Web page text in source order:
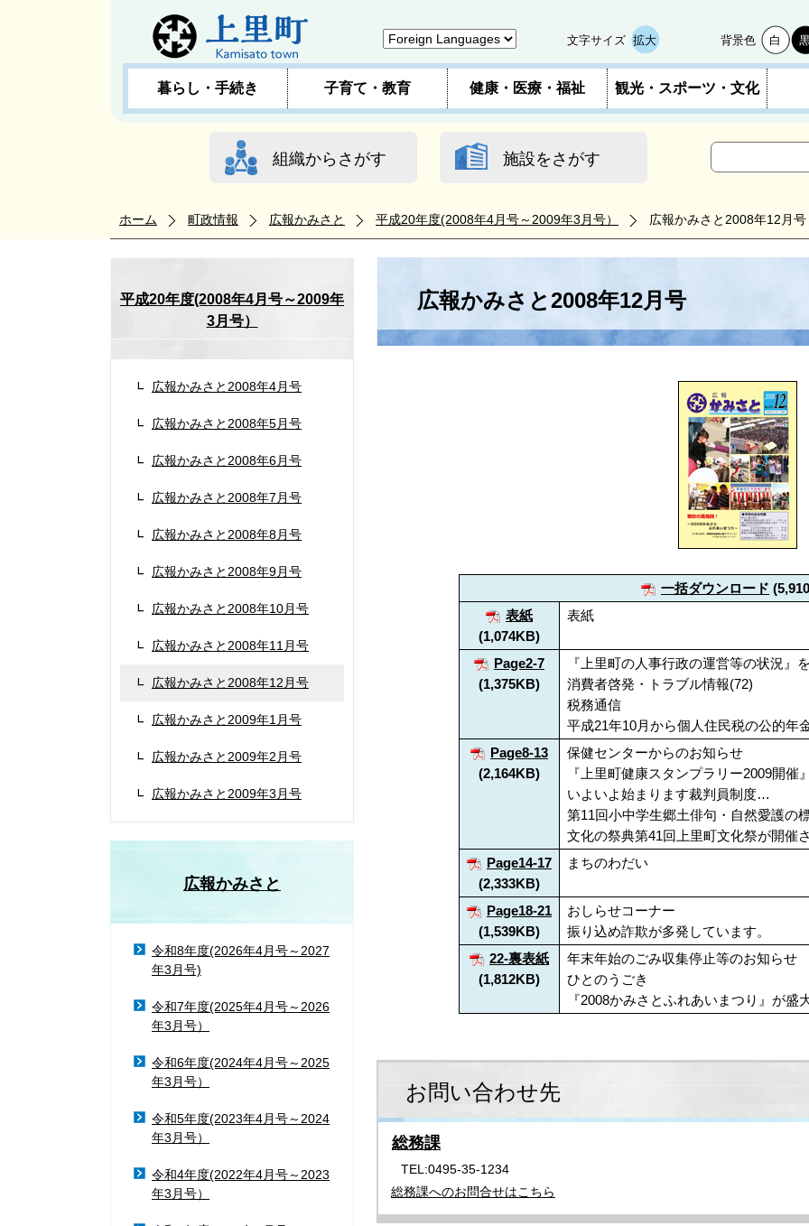
文字サイズ 拡大 背景色 白
暮らし・手続き 子育て・教育 健康・医療・福祉 観光・スポーツ・文化
組織からさがす 施設をさがす
ホーム 町政情報 広報かみさと 平成20年度(2008年4月号～2009年3月号） 広報かみさと2008年12月号
平成20年度(2008年4月号～2009年
3月号）
広報かみさと2008年4月号
広報かみさと2008年5月号
広報かみさと2008年6月号
広報かみさと2008年7月号
広報かみさと2008年8月号
広報かみさと2008年9月号
広報かみさと2008年10月号
広報かみさと2008年11月号
広報かみさと2008年12月号
広報かみさと2009年1月号
広報かみさと2009年2月号
広報かみさと2009年3月号
広報かみさと
令和8年度(2026年4月号～2027
年3月号)
令和7年度(2025年4月号～2026
年3月号）
令和6年度(2024年4月号～2025
年3月号）
令和5年度(2023年4月号～2024
年3月号）
令和4年度(2022年4月号～2023
年3月号）
広報かみさと2008年12月号
一括ダウンロード
表紙
(1,074KB)
表紙
Page2-7
(1,375KB)
『上里町の人事行政の運営等の状況』
消費者啓発・トラブル情報(72)
税務通信
平成21年10月から個人住民税の公的年
Page8-13
(2,164KB)
保健センターからのお知らせ
『上里町健康スタンプラリー2009開催』
いよいよ始まります裁判員制度…
第11回小中学生郷土俳句・自然愛護の
文化の祭典第41回上里町文化祭が開催
Page14-17
(2,333KB)
まちのわだい
Page18-21
(1,539KB)
おしらせコーナー
振り込め詐欺が多発しています。
22-裏表紙
(1,812KB)
年末年始のごみ収集停止等のお知らせ
ひとのうごき
『2008かみさとふれあいまつり』が盛
お問い合わせ先
総務課
TEL:0495-35-1234
総務課へのお問合せはこちら